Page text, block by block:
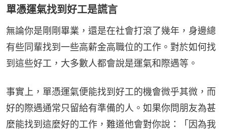
單憑運氣找到好工是謊言
無論你是剛剛畢業，還是在社會打滾了幾年，身邊總
有些同輩找到一些高薪金高職位的工作。對於如何找
到這些好工，大多數人都會說是運氣和際遇等。
事實上，單憑運氣便能找到好工的機會微乎其微，而
好的際遇通常只留給有準備的人。如果你問朋友為甚
麼能找到這麼好的工作，難道他會對你說：「因為我